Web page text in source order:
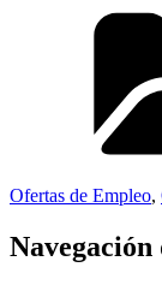
Ofertas de Empleo,
Navegación